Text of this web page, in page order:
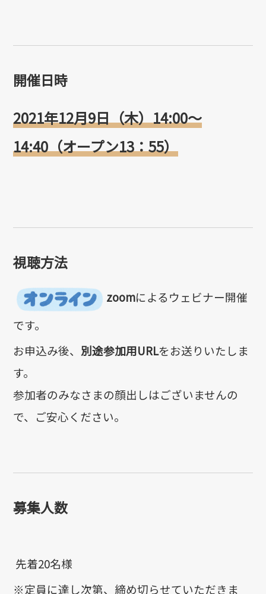
開催日時
2021年12月9日（木）14:00～
14:40（オープン13：55）
視聴方法
zoomによるウェビナー開催
です。
お申込み後、 別途参加用URLをお送りいたしま
す。
参加者のみなさまの顔出しはございませんの
で、ご安心ください。
募集人数
先着20名様
※定員に達し次第、締め切らせていただきま